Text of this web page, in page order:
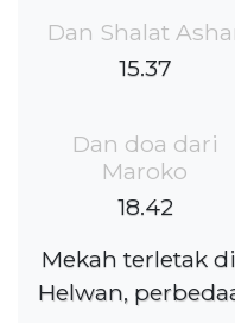
Dan Shalat
15.37
Dan doa dari
Maroko
18.42
Mekah terletak
Helwan,